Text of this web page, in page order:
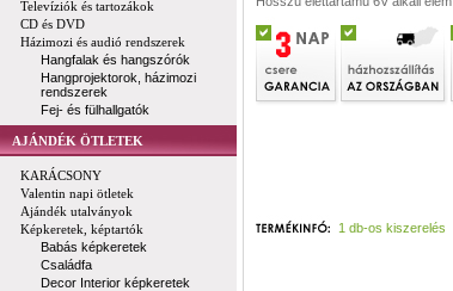
Televíziók és tartozákok
CD és DVD
Házimozi és audió rendszerek
Hangfalak és hangszórók
Hangprojektorok, házimozi
rendszerek
Fej- és fülhallgatók
AJÁNDÉK ÖTLETEK
KARÁCSONY
Valentin napi ötletek
Ajándék utalványok
Képkeretek, képtartók
Babás képkeretek
Családfa
Decor Interior képkeretek
1 db-os kiszerelés